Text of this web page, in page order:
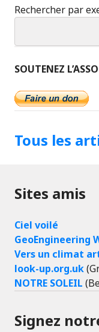
Rechercher par
SOUTENEZ
Tous les
Sites amis
Ciel voilé
GeoEngineering
Vers un climat
look-up.org.uk
NOTRE SOLEIL
Signez